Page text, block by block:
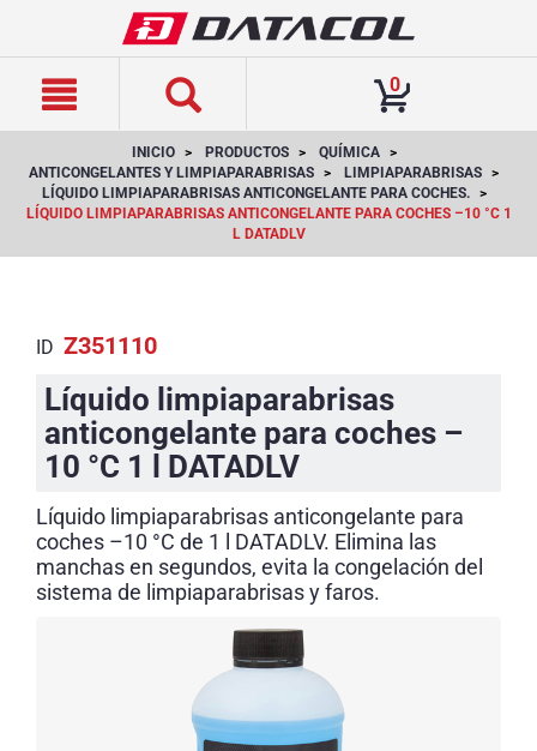
0
INICIO PRODUCTOS
QUÍMICA
ANTICONGELANTES Y LIMPIAPARABRISAS
LIMPIAPARABRISAS
LÍQUIDO LIMPIAPARABRISAS ANTICONGELANTE PARA COCHES.
LÍQUIDO LIMPIAPARABRISAS ANTICONGELANTE PARA COCHES –10 °C 1
L DATADLV
ID Z351110
Líquido limpiaparabrisas
anticongelante para coches –
10 °C 1 l DATADLV
Líquido limpiaparabrisas anticongelante para
coches –10 °C de 1 l DATADLV. Elimina las
manchas en segundos, evita la congelación del
sistema de limpiaparabrisas y faros.